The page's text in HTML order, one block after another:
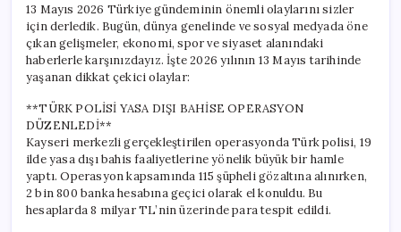
Çıkan
Gelişmeler
için
13 Mayıs 2026 Türkiye gündeminin önemli olaylarını sizler
için derledik. Bugün, dünya genelinde ve sosyal medyada öne
çıkan gelişmeler, ekonomi, spor ve siyaset alanındaki
haberlerle karşınızdayız. İşte 2026 yılının 13 Mayıs tarihinde
yaşanan dikkat çekici olaylar:
**TÜRK POLİSİ YASA DIŞI BAHİSE OPERASYON
DÜZENLEDİ**
Kayseri merkezli gerçekleştirilen operasyonda Türk polisi, 19
ilde yasa dışı bahis faaliyetlerine yönelik büyük bir hamle
yaptı. Operasyon kapsamında 115 şüpheli gözaltına alınırken,
2 bin 800 banka hesabına geçici olarak el konuldu. Bu
hesaplarda 8 milyar TL’nin üzerinde para tespit edildi.